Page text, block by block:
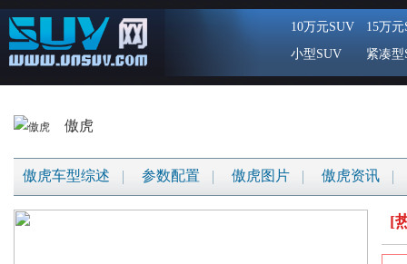
10万元SUV
15万
小型SUV
紧凑型
傲虎
傲虎车型综述 参数配置 傲虎图片 傲虎资讯
[